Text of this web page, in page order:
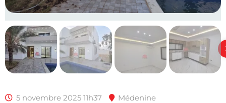
5 novembre 2025 11h37 Médenine